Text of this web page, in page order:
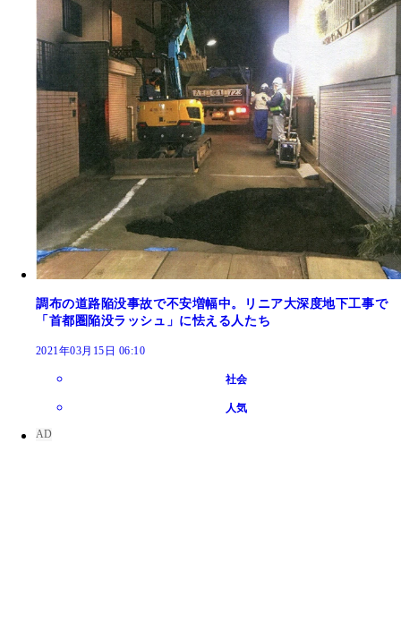
調布の道路陥没事故で不安増幅中。リニア大深度地下工事で
「首都圏陥没ラッシュ」に怯える人たち
2021年03月15日 06:10
社会
人気